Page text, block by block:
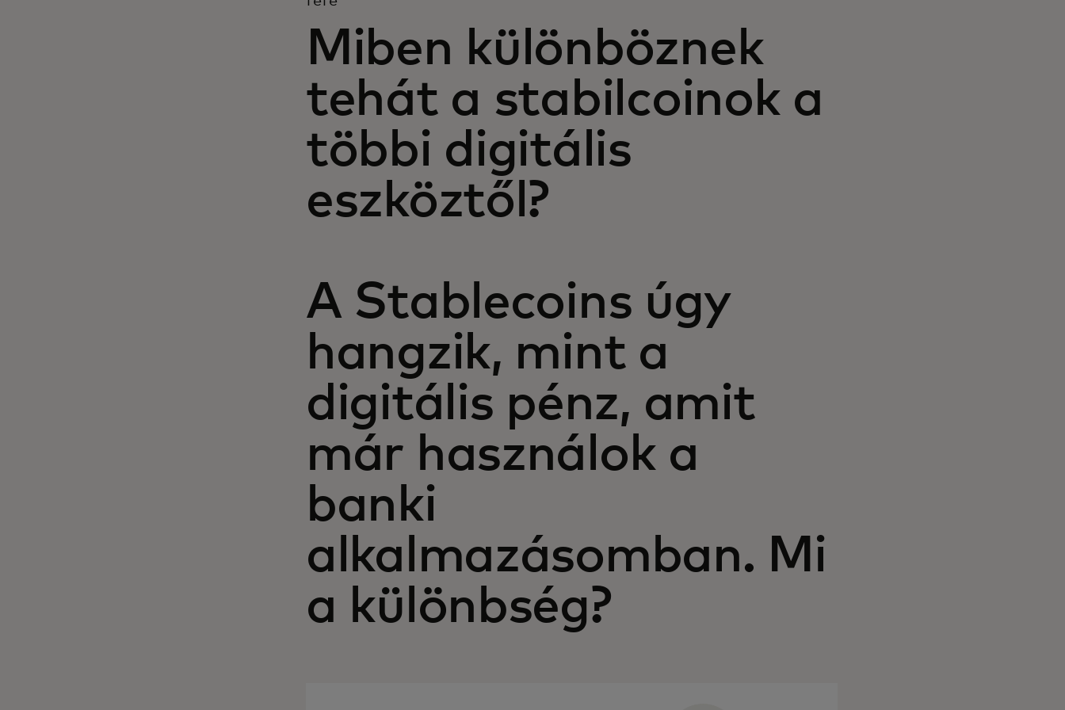
Miben különböznek
tehát a stabilcoinok a
többi digitális
eszköztől?
A Stablecoins úgy
hangzik, mint a
digitális pénz, amit
már használok a
banki
alkalmazásomban. Mi
a különbség?